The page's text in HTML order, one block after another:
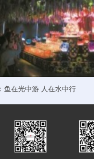
鱼在光中游 人在水中行